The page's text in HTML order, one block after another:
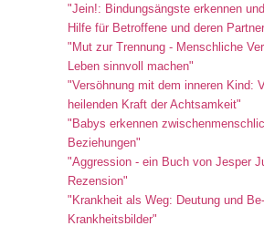
"Jein!: Bindungsängste erkennen
Hilfe für Betroffene und deren
"Mut zur Trennung - Menschliche
Leben sinnvoll machen"
"Versöhnung mit dem inneren Kind:
heilenden Kraft der Achtsamkeit"
"Babys erkennen
Beziehungen"
"Aggression - ein Buch von Jesper
Rezension"
"Krankheit als Weg: Deutung und
Krankheitsbilder"